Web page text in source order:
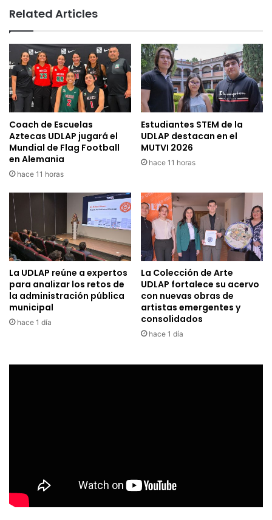
Related Articles
Coach de Escuelas
Aztecas UDLAP jugará el
Mundial de Flag Football
en Alemania
hace 11 horas
Estudiantes STEM de la
UDLAP destacan en el
MUTVI 2026
hace 11 horas
La UDLAP reúne a expertos
para analizar los retos de
la administración pública
municipal
hace 1 día
La Colección de Arte
UDLAP fortalece su acervo
con nuevas obras de
artistas emergentes y
consolidados
hace 1 día